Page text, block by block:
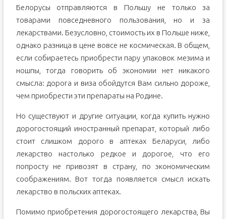
Белорусы отправляются в Польшу не только за
товарами повседневного пользования, но и за
лекарствами. Безусловно, стоимость их в Польше ниже,
однако разница в цене вовсе не космическая. В общем,
если собираетесь приобрести пару упаковок мезима и
ношпы, тогда говорить об экономии нет никакого
смысла: дорога и виза обойдутся Вам сильно дороже,
чем приобрести эти препараты на Родине.
Но существуют и другие ситуации, когда купить нужно
дорогостоящий иностранный препарат, который либо
стоит слишком дорого в аптеках Беларуси, либо
лекарство настолько редкое и дорогое, что его
попросту не привозят в страну, по экономическим
соображениям. Вот тогда появляется смысл искать
лекарство в польских аптеках.
Помимо приобретения дорогостоящего лекарства, Вы